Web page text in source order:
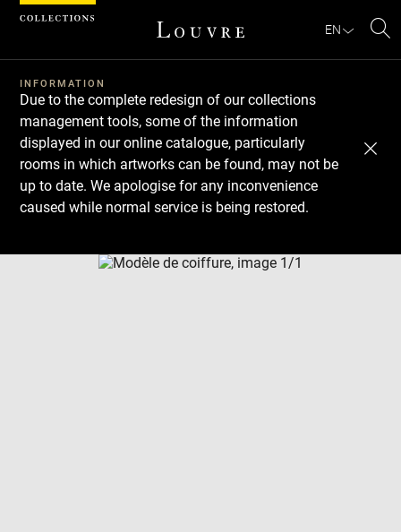
EN
INFORMATION
Due to the complete redesign of our collections
management tools, some of the information
displayed in our online catalogue, particularly
rooms in which artworks can be found, may not be
up to date. We apologise for any inconvenience
caused while normal service is being restored.
Download
Next
Previous
Cookies management panel